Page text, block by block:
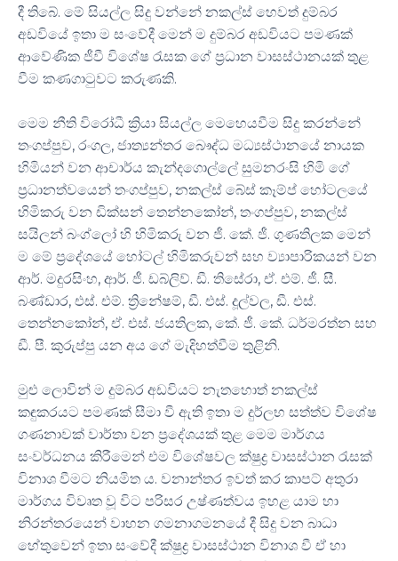
දී තිබේ. මේ සියල්ල සිදු වන්නේ නකල්ස් හෙවත් දුම්බර
අඩවියේ ඉතා ම සංවේදී මෙන් ම දුම්බර අඩවියට පමණක්
ආවේණික ජීවී විශේෂ රැසක ගේ ප්‍රධාන වාසස්ථානයක් තුළ
වීම කණගාටුවට කරුණකි.
මෙම නීති විරෝධී ක්‍රියා සියල්ල මෙහෙයවීම සිදු කරන්නේ
තංගප්පුව, රංගල, ජාත්‍යන්තර බෞද්ධ මධ්‍යස්ථානයේ නායක
හිමියන් වන ආචාර්ය කැන්දගොල්ලේ සුමනරංසි හිමි ගේ
ප්‍රධානත්වයෙන් තංගප්පුව, නකල්ස් බේස් කෑම්ප් හෝටලයේ
හිමිකරු වන ඩික්සන් තෙන්නකෝන්, තංගප්පුව, නකල්ස්
සයිලන් බංග්ලෝ හි හිමිකරු වන ජී. කේ. ජී. ගුණතිලක මෙන්
ම මේ ප්‍රදේශයේ හෝටල් හිමිකරුවන් සහ ව්‍යාපාරිකයන් වන
ආර්. මදුරසිංහ, ආර්. ජී. ඩබ්ලිව්. ඩී. තිසේරා, ඒ. එම්. ජී. සී.
බණ්ඩාර, එස්. එම්. ත්‍රිනේෂම්, ඩී. එස්. දූල්වල, ඩී. එස්.
තෙන්නකෝන්, ඒ. එස්. ජයතිලක, කේ. ජී. කේ. ධර්මරත්න සහ
ඩී. පී. කුරුප්පු යන අය ගේ මැදිහත්වීම තුළිනි.
මුළු ලොවින් ම දුම්බර අඩවියට නැතහොත් නකල්ස්
කඳුකරයට පමණක් සීමා වී ඇති ඉතා ම දුර්ලභ සත්ත්ව විශේෂ
ගණනාවක් වාර්තා වන ප්‍රදේශයක් තුළ මෙම මාර්ගය
සංවර්ධනය කිරීමෙන් එම විශේෂවල ක්ෂුද්‍ර වාසස්ථාන රැසක්
විනාශ වීමට නියමිත ය. වනාන්තර ඉවත් කර කාපට් අතුරා
මාර්ගය විවෘත වූ විට පරිසර උෂ්ණත්වය ඉහළ යාම හා
නිරන්තරයෙන් වාහන ගමනාගමනයේ දී සිදු වන බාධා
හේතුවෙන් ඉතා සංවේදී ක්ෂුද්‍ර වාසස්ථාන විනාශ වී ඒ හා